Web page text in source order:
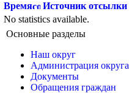
Время Источник отсылки
No statistics available.
Основные разделы
Наш округ
Администрация округа
Документы
Обращения граждан